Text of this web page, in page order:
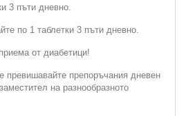
3 пъти дневно.
по 1 таблетки 3 пъти дневно.
от диабетици!
превишавайте препоръчания дневен
на разнообразното